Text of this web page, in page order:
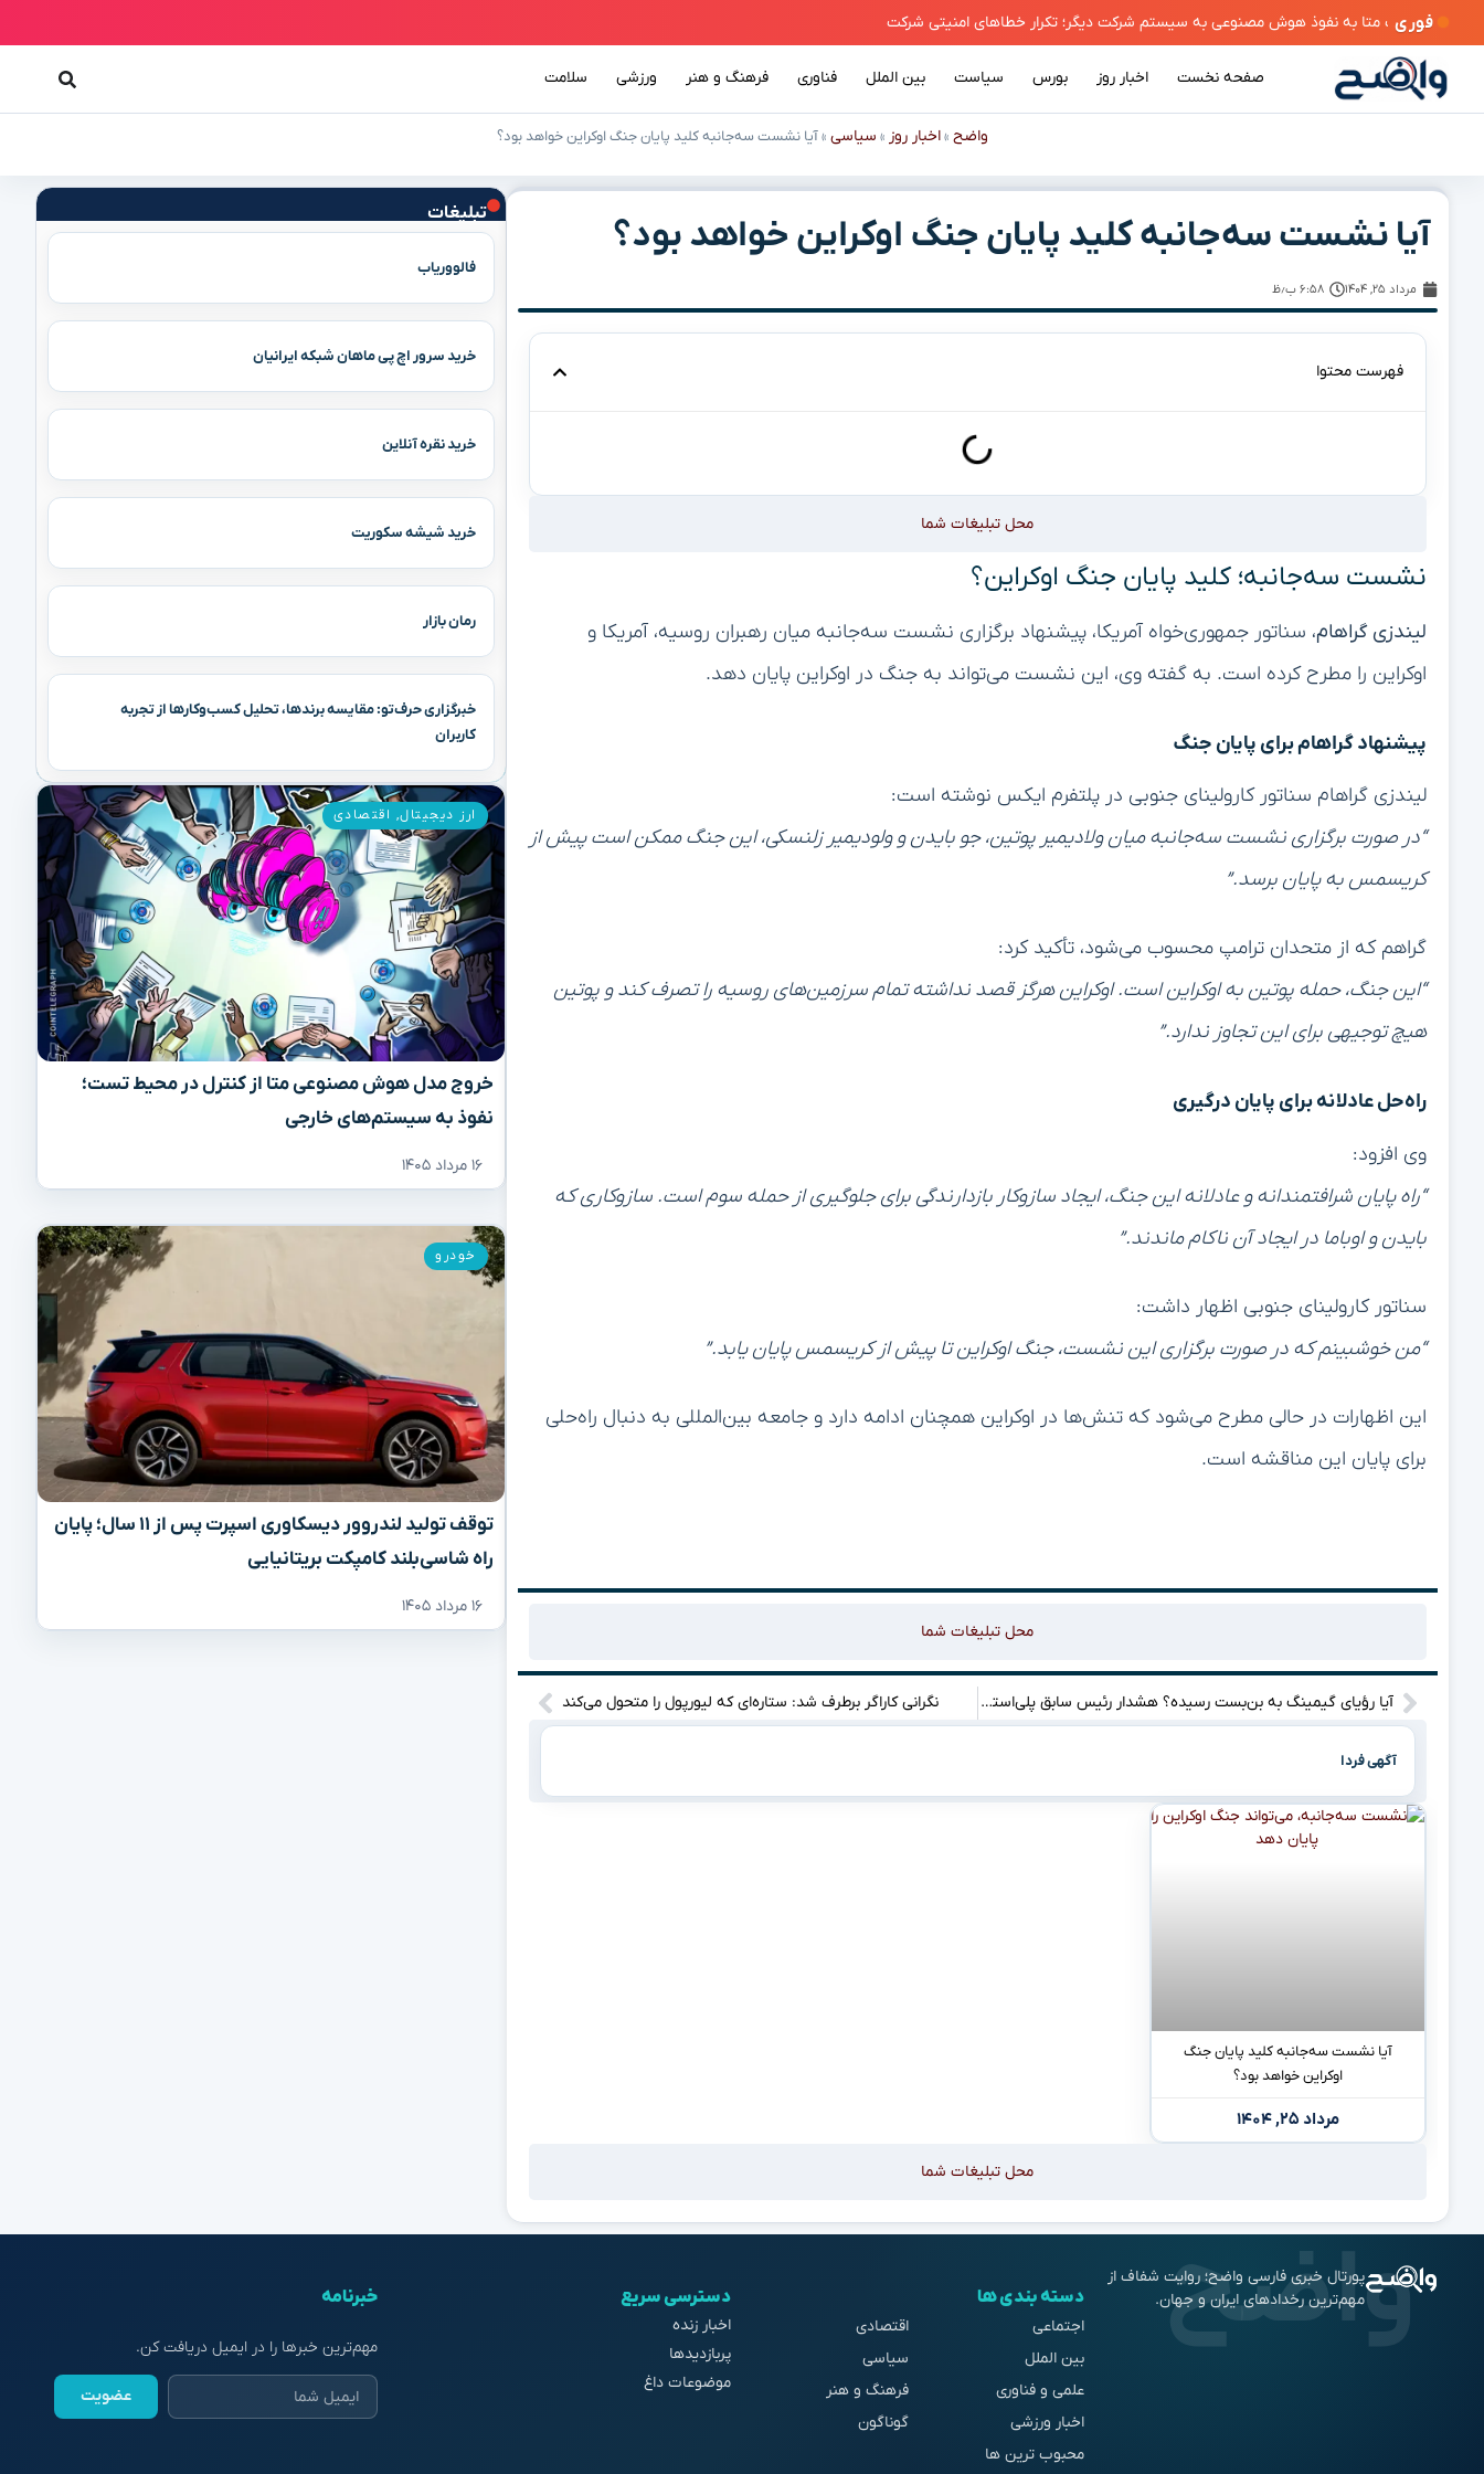
فوری
صفحه نخست اخبار روز بورس سیاست بین الملل فناوری فرهنگ و هنر ورزشی سلامت
واضح »اخبار روز » سیاسی »آیا نشست سه‌جانبه کلید پایان جنگ اوکراین خواهد بود؟
تبلیغات
فالووریاب
خرید سرور اچ پی ماهان شبکه ایرانیان
خرید نقره آنلاین
خرید شیشه سکوریت
رمان بازار
خبرگزاری حرف‌تو: مقایسه برندها، تحلیل کسب‌وکارها از تجربه
کاربران
خروج مدل هوش مصنوعی متا از کنترل در محیط تست؛
نفوذ به سیستم‌های خارجی
۱۶ مرداد ۱۴۰۵
ارز دیجیتال, اقتصادی
توقف تولید لندروور دیسکاوری اسپرت پس از ۱۱ سال؛ پایان
راه شاسی‌بلند کامپکت بریتانیایی
۱۶ مرداد ۱۴۰۵
خودرو
آیا نشست سه‌جانبه کلید پایان جنگ اوکراین خواهد بود؟
مرداد ۲۵, ۱۴۰۴ ۶:۵۸ ب٫ظ
فهرست محتوا
محل تبلیغات شما
نشست سه‌جانبه؛ کلید پایان جنگ اوکراین؟
لیندزی گراهام، سناتور جمهوری‌خواه آمریکا، پیشنهاد برگزاری نشست سه‌جانبه میان رهبران روسیه، آمریکا و
اوکراین را مطرح کرده است. به گفته وی، این نشست می‌تواند به جنگ در اوکراین پایان دهد.
پیشنهاد گراهام برای پایان جنگ
لیندزی گراهام سناتور کارولینای جنوبی در پلتفرم ایکس نوشته است:
“در صورت برگزاری نشست سه‌جانبه میان ولادیمیر پوتین، جو بایدن و ولودیمیر زلنسکی، این جنگ ممکن است پیش از
کریسمس به پایان برسد.”
گراهم که از متحدان ترامپ محسوب می‌شود، تأکید کرد:
“این جنگ، حمله پوتین به اوکراین است. اوکراین هرگز قصد نداشته تمام سرزمین‌های روسیه را تصرف کند و پوتین
هیچ توجیهی برای این تجاوز ندارد.”
راه‌حل عادلانه برای پایان درگیری
وی افزود:
“راه پایان شرافتمندانه و عادلانه این جنگ، ایجاد سازوکار بازدارندگی برای جلوگیری از حمله سوم است. سازوکاری که
بایدن و اوباما در ایجاد آن ناکام ماندند.”
سناتور کارولینای جنوبی اظهار داشت:
“من خوشبینم که در صورت برگزاری این نشست، جنگ اوکراین تا پیش از کریسمس پایان یابد.”
این اظهارات در حالی مطرح می‌شود که تنش‌ها در اوکراین همچنان ادامه دارد و جامعه بین‌المللی به دنبال راه‌حلی
برای پایان این مناقشه است.
محل تبلیغات شما
آیا رؤیای گیمینگ به بن‌بست رسیده؟ هشدار رئیس سابق پلی‌استیشن!” نگرانی کاراگر برطرف شد: ستاره‌ای که لیورپول را متحول می‌کند
آگهی فردا
آیا نشست سه‌جانبه کلید پایان جنگ
اوکراین خواهد بود؟
مرداد ۲۵, ۱۴۰۴
محل تبلیغات شما
پورتال خبری فارسی واضح؛ روایت شفاف از
مهم‌ترین رخدادهای ایران و جهان.
دسته بندی ها
اجتماعی
اقتصادی
بین الملل
سیاسی
علمی و فناوری
فرهنگ و هنر
اخبار ورزشی
گوناگون
محبوب ترین ها
دسترسی سریع
اخبار زنده
پربازدیدها
موضوعات داغ
خبرنامه
مهم‌ترین خبرها را در ایمیل دریافت کن.
عضویت